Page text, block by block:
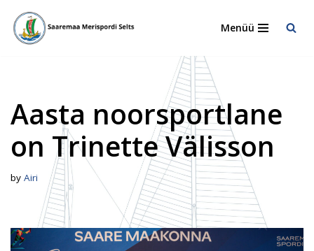
Skip
Menüü
Aasta noorsportlane
on Trinette Välisson
by Airi